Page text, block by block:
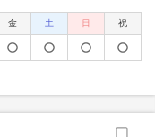
金 土 日 祝